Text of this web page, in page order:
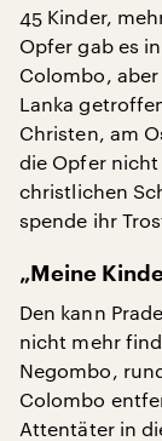
45 Kinder,
Opfer gab es
Colombo,
Lanka
Christen, am
die Opfer
christlichen
spende ihr
„Meine
Den kann
nicht mehr
Negombo,
Colombo
Attentäter in